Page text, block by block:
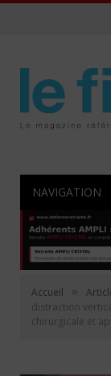
NAVIGATION
Accueil »
distraction
chirurgicale et